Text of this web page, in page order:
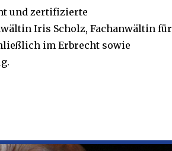
und zertifizierte
Iris Scholz, Fachanwältin für
im Erbrecht sowie